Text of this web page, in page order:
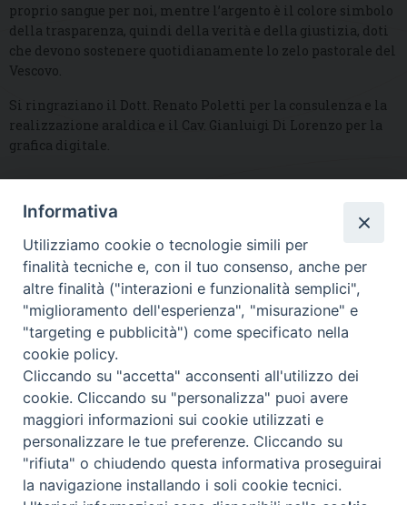
proprio sangue per noi, mentre l’argento è il colore simbolo
della trasparenza, quindi della verità e della giustizia, doti
che devono sostenere quotidianamente lo zelo pastorale del
Vescovo.
Si ringraziano il Dott. Renato Poletti per la consulenza e la
realizzazione araldica e il Cav. Gianluigi Di Lorenzo per la
grafica digitale.
DIOCESI SUBURBICARIA DI ALBANO
Contatti:Tel.: 06.93268401 - Fax.: 06.9323844
E-mail:curia@diocesidialbano.it
Orari: dal Lunedì al Venerdì Ore: 9:00 - 13:00
Lunedì, Mercoledì e Venerdì, Ore 9:30 - 12:30
Diocesi Suburbicaria di Albano
Copyright © 2021
Informativa
Utilizziamo cookie o tecnologie simili per
finalità tecniche e, con il tuo consenso, anche per
altre finalità ("interazioni e funzionalità semplici",
"miglioramento dell'esperienza", "misurazione" e
"targeting e pubblicità") come specificato nella
cookie policy.
Cliccando su "accetta" acconsenti all'utilizzo dei
cookie. Cliccando su "personalizza" puoi avere
maggiori informazioni sui cookie utilizzati e
personalizzare le tue preferenze. Cliccando su
"rifiuta" o chiudendo questa informativa proseguirai
la navigazione installando i soli cookie tecnici.